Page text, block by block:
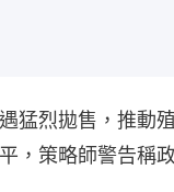
猛烈拋售，推動
，策略師警告稱